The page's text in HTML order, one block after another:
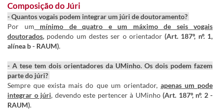
Composição do Júri
- Quantos vogais podem integrar um júri de doutoramento?
Por um
mínimo de quatro e um máximo de seis vogais
doutorados, podendo um destes ser o orientador(Art. 187º, nº. 1,
alínea b - RAUM).
- A tese tem dois orientadores da UMinho. Os dois podem fazem
parte do júri?
Sempre que exista mais do que um orientador, apenas um pode
integrar o júri, devendo este pertencer à UMinho (Art. 187º, nº. 2 -
RAUM).